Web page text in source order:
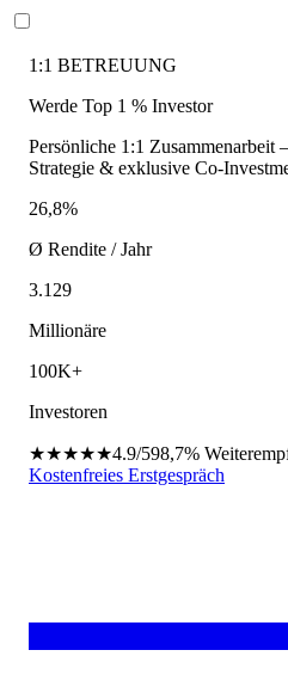
1:1 BETREUUNG
Werde Top 1 % Investor
Persönliche 1:1
Strategie & exklusive Co-
26,8%
Ø Rendite / Jahr
3.129
Millionäre
100K+
Investoren
★★★★★4.9/598,7%
Kostenfreies Erstgespräch